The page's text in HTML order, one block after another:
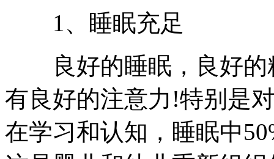
1、睡眠充足
良好的睡眠，良好的
有良好的注意力!特别是
在学习和认知，睡眠中